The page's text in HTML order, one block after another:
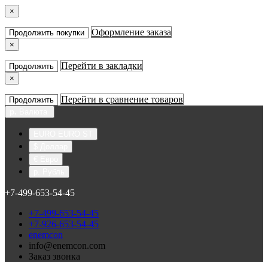
×
Продолжить покупки Оформление заказа
×
Продолжить Перейти в закладки
×
Продолжить Перейти в сравнение товаров
+7-499-653-54-45
+7-499-653-54-45
+7-926-653-54-45
enemcon
info@enemcon.com
Заказ звонка